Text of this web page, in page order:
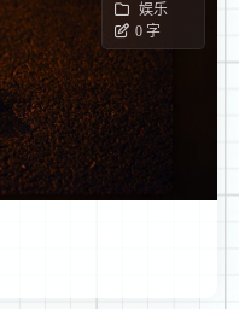
娱乐
0 字